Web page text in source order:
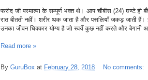
फरीद जी परमात्मा के सम्पूर्ण भक्त थे। आप चौबीस (24) घण्टे ही
रात बीतती नहीं। शरीर थक जाता है और पसलियाँ जकड़ जाती
उनका जीवन धिक्कार योग्य है जो स्वयँ कुछ नहीं करते और बेगानी
Read more »
By GuruBox at February 28, 2018 No comments: